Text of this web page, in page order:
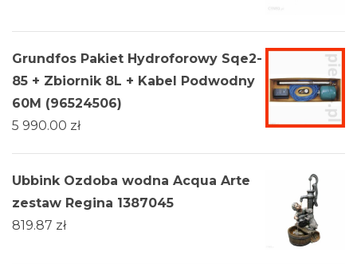
Grundfos Pakiet Hydroforowy Sqe2-
85 + Zbiornik 8L + Kabel Podwodny
60M (96524506)
5 990.00 zł
Ubbink Ozdoba wodna Acqua Arte
zestaw Regina 1387045
819.87 zł